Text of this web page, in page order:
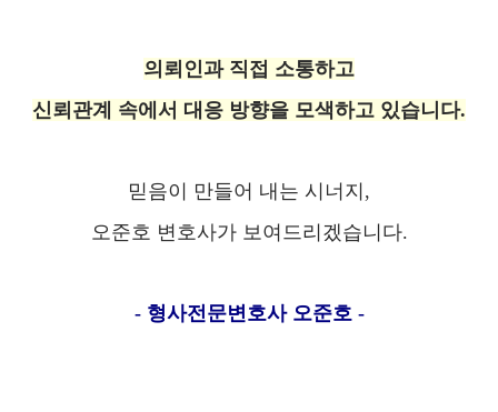
의뢰인과 직접 소통하고
신뢰관계 속에서 대응 방향을 모색하고 있습니다.
믿음이 만들어 내는 시너지,
오준호 변호사가 보여드리겠습니다.
- 형사전문변호사 오준호 -